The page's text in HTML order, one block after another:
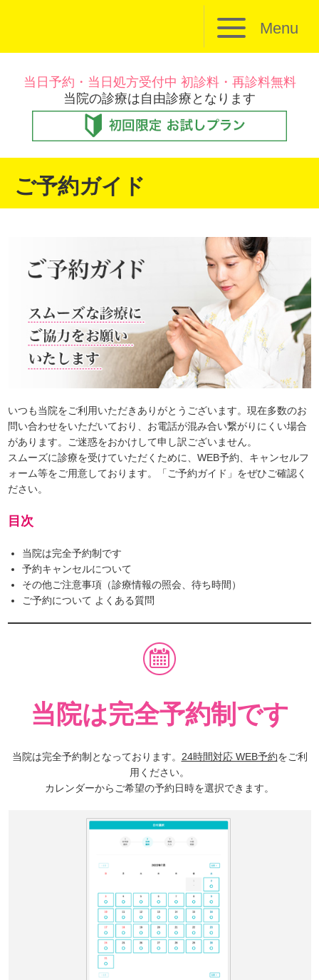
Menu
当日予約・当日処方受付中 初診料・再診料無料
当院の診療は自由診療となります
ご予約ガイド
いつも当院をご利用いただきありがとうございます。現在多数のお
問い合わせをいただいており、お電話が混み合い繋がりにくい場合
があります。ご迷惑をおかけして申し訳ございません。
スムーズに診療を受けていただくために、WEB予約、キャンセルフ
ォーム等をご用意しております。「ご予約ガイド」をぜひご確認く
ださい。
目次
当院は完全予約制です
予約キャンセルについて
その他ご注意事項（診療情報の照会、待ち時間）
ご予約について よくある質問
当院は完全予約制です
当院は完全予約制となっております。 24時間対応 WEB予約をご利
用ください。
カレンダーからご希望の予約日時を選択できます。